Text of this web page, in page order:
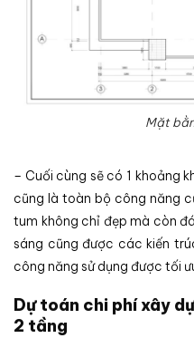
Mặt
– Cuối cùng sẽ có 1 khoảng
cũng là toàn bộ công năng
tum không chỉ đẹp mà còn
sáng cũng được các kiến
công năng sử dụng được tối
Dự toán chi phí xây
2 tầng